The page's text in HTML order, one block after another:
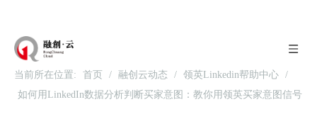
当前所在位置: 首页 / 融创云动态 / 领英Linkedin帮助中心 /
如何用LinkedIn数据分析判断买家意图：教你用领英买家意图信号